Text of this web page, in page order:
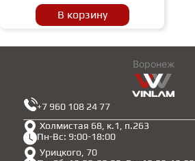
В корзину
Воронеж
Холмистая 68, к.1, п.263
Пн-Вс: 9:00-18:00
Урицкого, 70
+7 960 108 24 77